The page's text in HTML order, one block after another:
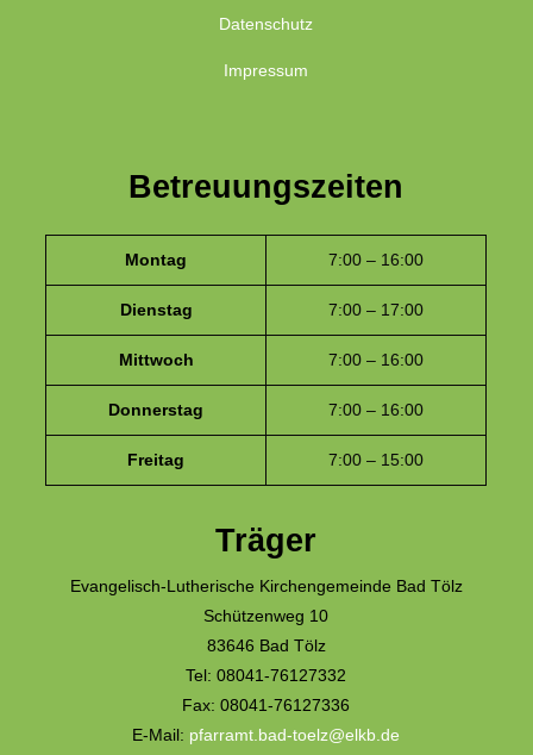
Datenschutz
Impressum
Betreuungszeiten
Montag 7:00 – 16:00
Dienstag 7:00 – 17:00
Mittwoch 7:00 – 16:00
Donnerstag 7:00 – 16:00
Freitag 7:00 – 15:00
Träger
Evangelisch-Lutherische Kirchengemeinde Bad Tölz
Schützenweg 10
83646 Bad Tölz
Tel: 08041-76127332
Fax: 08041-76127336
E-Mail: pfarramt.bad-toelz@elkb.de